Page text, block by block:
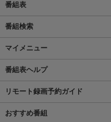
番組表
番組検索
マイメニュー
番組表ヘルプ
リモート録画予約ガイド
おすすめ番組